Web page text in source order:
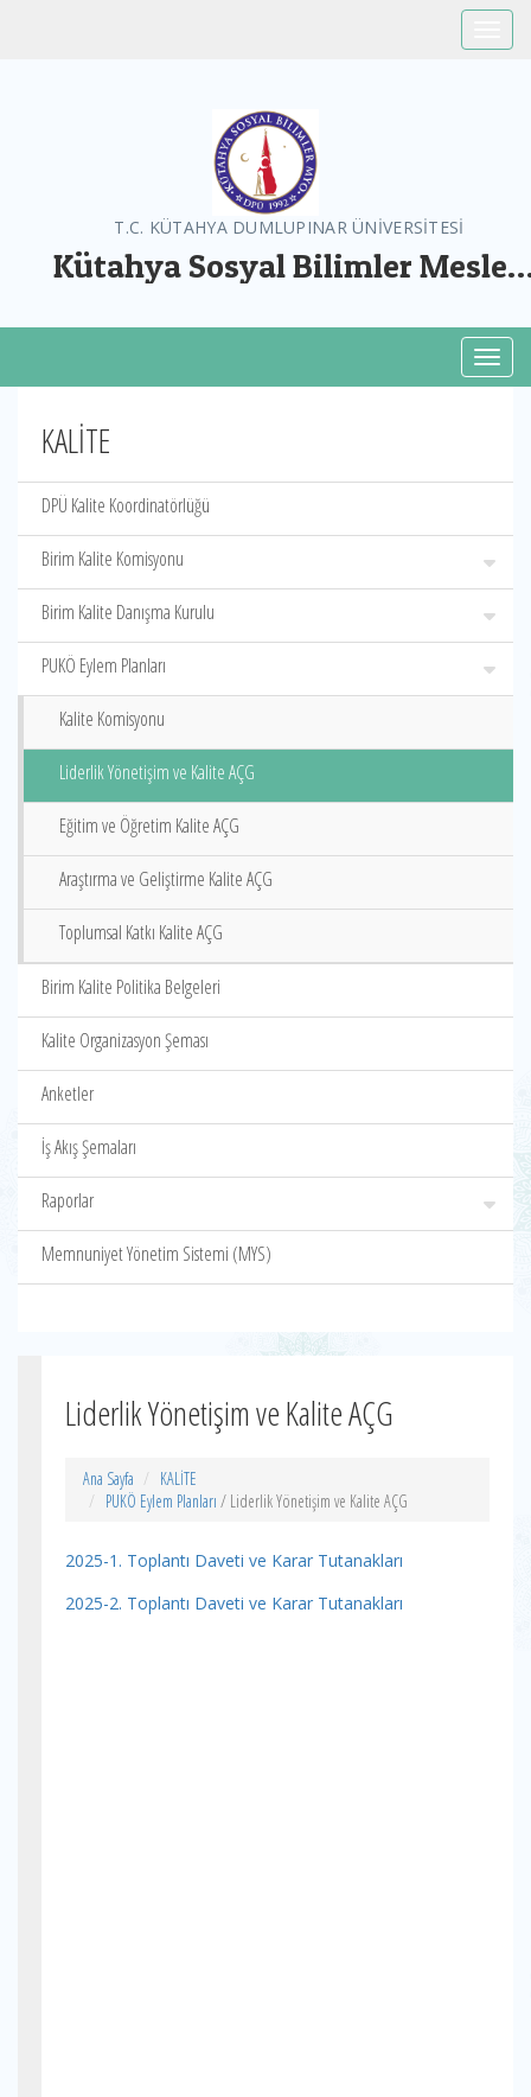
T.C. KÜTAHYA DUMLUPINAR ÜNİVERSİTESİ
Kütahya Sosyal Bilimler Meslek
KALİTE
DPÜ Kalite Koordinatörlüğü
Birim Kalite Komisyonu
Birim Kalite Danışma Kurulu
PUKÖ Eylem Planları
Kalite Komisyonu
Liderlik Yönetişim ve Kalite AÇG
Eğitim ve Öğretim Kalite AÇG
Araştırma ve Geliştirme Kalite AÇG
Toplumsal Katkı Kalite AÇG
Birim Kalite Politika Belgeleri
Kalite Organizasyon Şeması
Anketler
İş Akış Şemaları
Raporlar
Memnuniyet Yönetim Sistemi (MYS)
Liderlik Yönetişim ve Kalite AÇG
Ana Sayfa
KALİTE
PUKÖ Eylem Planları / Liderlik Yönetişim ve Kalite AÇG
2025-1. Toplantı Daveti ve Karar Tutanakları
2025-2. Toplantı Daveti ve Karar Tutanakları